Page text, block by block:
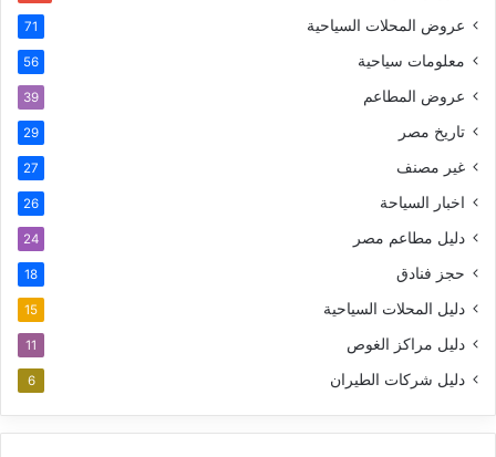
عروض المحلات السياحية 71
معلومات سياحية 56
عروض المطاعم 39
تاريخ مصر 29
غير مصنف 27
اخبار السياحة 26
دليل مطاعم مصر 24
حجز فنادق 18
دليل المحلات السياحية 15
دليل مراكز الغوص 11
دليل شركات الطيران 6